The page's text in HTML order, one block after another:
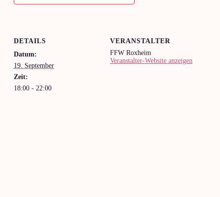
DETAILS
Datum:
19. September
Zeit:
18:00 - 22:00
VERANSTALTER
FFW Roxheim
Veranstalter-Website anzeigen